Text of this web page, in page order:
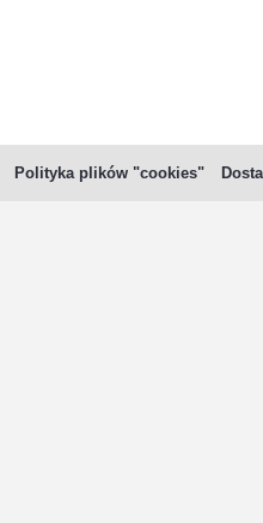
Polityka plików "cookies"